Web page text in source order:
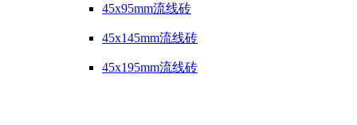
45x95mm流线砖
45x145mm流线砖
45x195mm流线砖